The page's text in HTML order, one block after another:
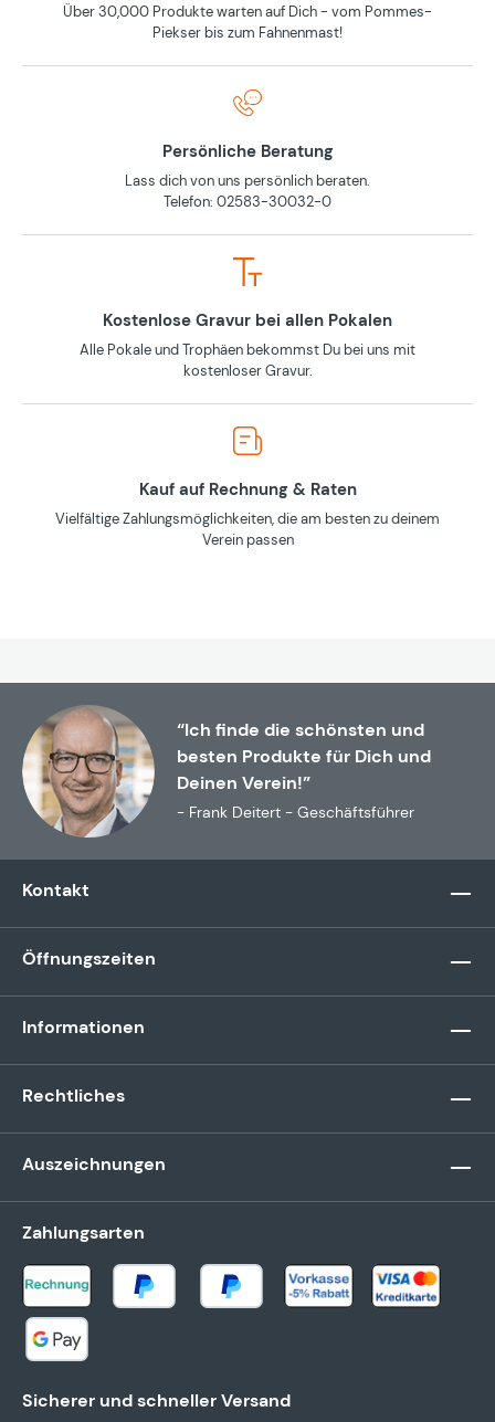
Über 30,000 Produkte warten auf Dich - vom Pommes-
Piekser bis zum Fahnenmast!
Persönliche Beratung
Lass dich von uns persönlich beraten.
Telefon: 02583-30032-0
Kostenlose Gravur bei allen Pokalen
Alle Pokale und Trophäen bekommst Du bei uns mit
kostenloser Gravur.
Kauf auf Rechnung & Raten
Vielfältige Zahlungsmöglichkeiten, die am besten zu deinem
Verein passen
“Ich finde die schönsten und
besten Produkte für Dich und
Deinen Verein!”
- Frank Deitert - Geschäftsführer
Kontakt
Öffnungszeiten
Informationen
Rechtliches
Auszeichnungen
Zahlungsarten
Sicherer und schneller Versand